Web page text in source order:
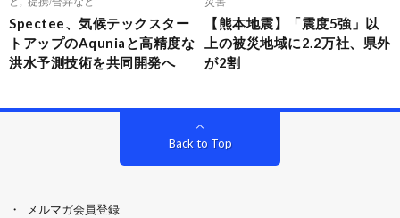
Spectee、気候テックスター
トアップのAquniaと高精度な
洪水予測技術を共同開発へ
【熊本地震】「震度5強」以
上の被災地域に2.2万社、県外
が2割
Back to Top
メルマガ会員登録